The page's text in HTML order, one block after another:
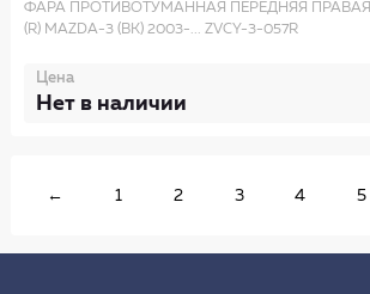
ФАРА ПРОТИВОТУМАННАЯ ПЕРЕДНЯЯ ПРАВАЯ
(R) MAZDA-3 (BK) 2003-... ZVCY-3-057R
Цена
Нет в наличии
← 1 2 3 4 5